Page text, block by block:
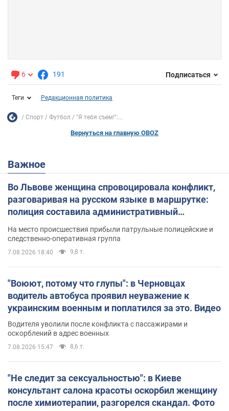
6 191 Подписаться
Теги Редакционная политика
Спорт Футбол "Я тебя съем!":...
Вернуться на главную OBOZ
Важное
Во Львове женщина спровоцировала конфликт,
разговаривая на русском языке в маршрутке:
полиция составила административный
На место происшествия прибыли патрульные полицейские и
следственно-оперативная группа
7.08.2026 18:40 9,8 т.
"Воюют, потому что глупы": в Черновцах
водитель автобуса проявил неуважение к
украинским военным и поплатился за это. Видео
Водителя уволили после конфликта с пассажирами и
оскорблений в адрес военных
7.08.2026 15:47 8,6 т.
"Не следит за сексуальностью": в Киеве
консультант салона красоты оскорбил женщину
после химиотерапии, разгорелся скандал. Фото